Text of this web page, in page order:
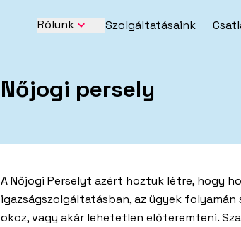
Rólunk Szolgáltatásaink
Nőjogi persely
A Nőjogi Perselyt azért hoztuk létre, hogy
igazságszolgáltatásban, az ügyek
okoz, vagy akár lehetetlen előteremteni.